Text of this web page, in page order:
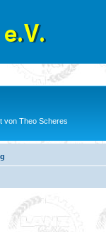
von Theo Scheres